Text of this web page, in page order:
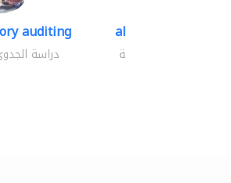
auditing
دراسة
al safwa consultancy..
دراسة الجدوى الاقتصادية